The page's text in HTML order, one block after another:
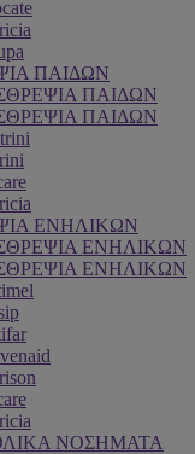
ΠΑΙΔΩΝ
ΠΑΙΔΩΝ
ΠΑΙΔΩΝ
ΕΝΗΛΙΚΩΝ
ΕΝΗΛΙΚΩΝ
ΕΝΗΛΙΚΩΝ
ΝΟΣΗΜΑΤΑ